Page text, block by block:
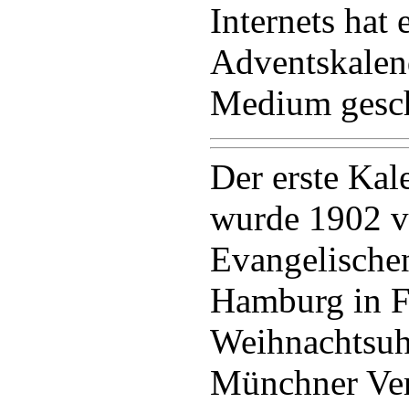
Internets hat
Medium
Der erste
wurde 1902
Hamburg in
Münchner